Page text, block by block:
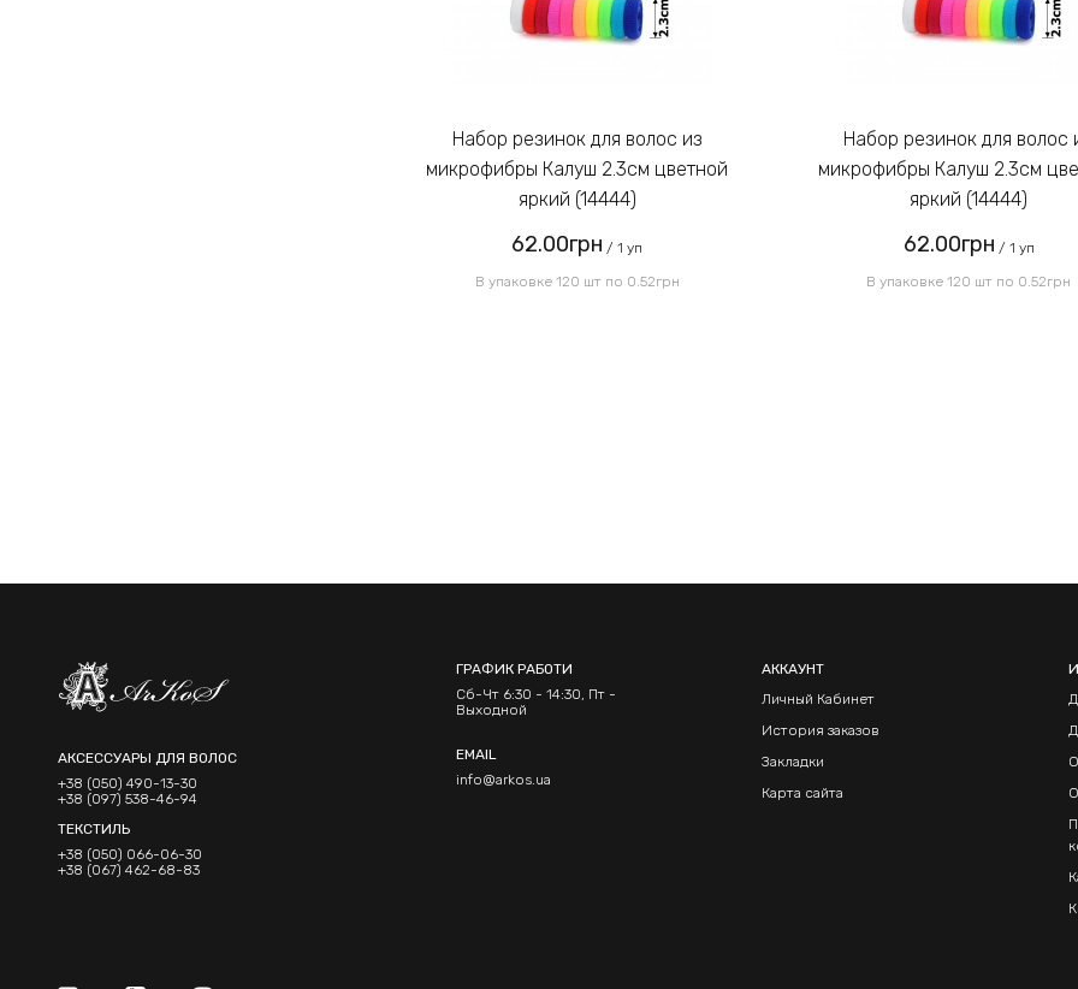
Набор резинок для волос из
микрофибры Калуш 2.3см цветной
яркий (14444)
62.00грн / 1 уп
В упаковке 120 шт по 0.52грн
Набор резинок для волос из
микрофибры Калуш 2.3см
яркий (14444)
62.00грн / 1 уп
В упаковке 120 шт по 0.52грн
АКСЕССУАРЫ ДЛЯ ВОЛОС
+38 (050) 490-13-30
+38 (097) 538-46-94
ТЕКСТИЛЬ
+38 (050) 066-06-30
+38 (067) 462-68-83
ГРАФИК РАБОТИ
Сб-Чт 6:30 - 14:30, Пт -
Выходной
EMAIL
info@arkos.ua
АККАУНТ
Личный Кабинет
История заказов
Закладки
Карта сайта